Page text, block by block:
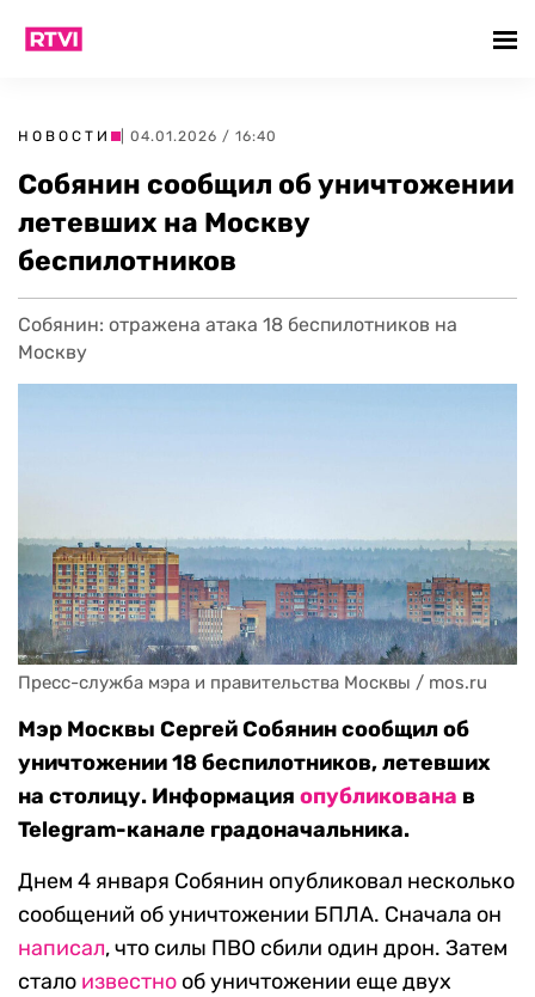
НОВОСТИ | 04.01.2026 / 16:40
Собянин сообщил об уничтожении
летевших на Москву
беспилотников
Собянин: отражена атака 18 беспилотников на
Москву
Пресс-служба мэра и правительства Москвы / mos.ru
Мэр Москвы Сергей Собянин сообщил об
уничтожении 18 беспилотников, летевших
на столицу. Информация опубликована в
Telegram-канале градоначальника.
Днем 4 января Собянин опубликовал несколько
сообщений об уничтожении БПЛА. Сначала он
написал, что силы ПВО сбили один дрон. Затем
стало известно об уничтожении еще двух